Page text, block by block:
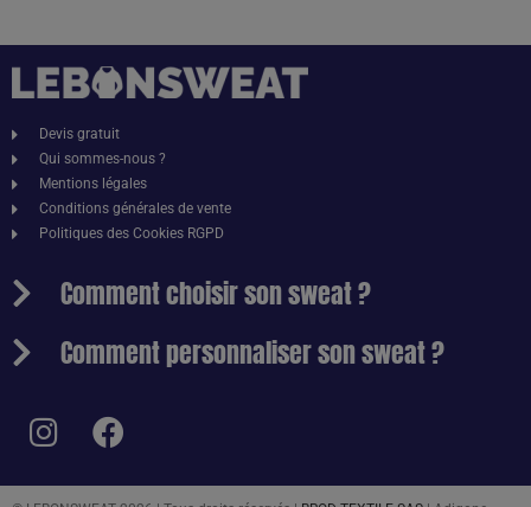
Devis gratuit
Qui sommes-nous ?
Mentions légales
Conditions générales de vente
Politiques des Cookies RGPD
Comment choisir son sweat ?
Comment personnaliser son sweat ?